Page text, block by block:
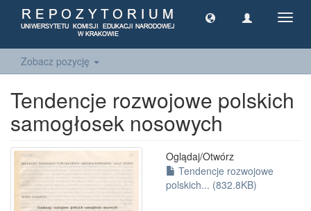
Zobacz pozycję
Tendencje rozwojowe polskich
samogłosek nosowych
Oglądaj/Otwórz
Tendencje rozwojowe
polskich... (832.8KB)